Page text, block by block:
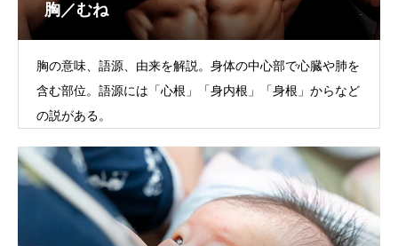
胸／むね
胸の意味、語源、由来を解説。身体の中心部で心臓や肺を
含む部位。語源には「心根」「身内根」「身根」からなど
の説がある。